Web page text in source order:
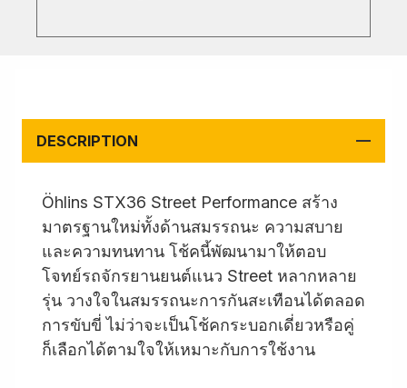
DESCRIPTION
Öhlins STX36 Street Performance สร้าง
มาตรฐานใหม่ทั้งด้านสมรรถนะ ความสบาย
และความทนทาน โช้คนี้พัฒนามาให้ตอบ
โจทย์รถจักรยานยนต์แนว Street หลากหลาย
รุ่น วางใจในสมรรถนะการกันสะเทือนได้ตลอด
การขับขี่ ไม่ว่าจะเป็นโช้คกระบอกเดี่ยวหรือคู่
ก็เลือกได้ตามใจให้เหมาะกับการใช้งาน